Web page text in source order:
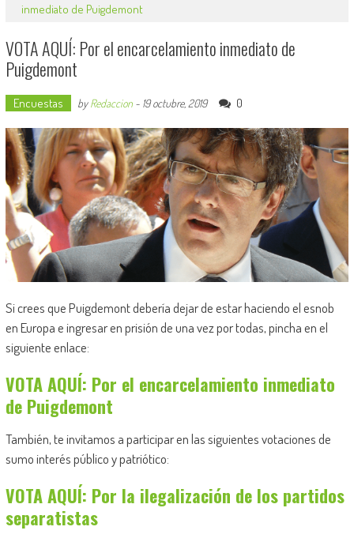
inmediato de Puigdemont
VOTA AQUÍ: Por el encarcelamiento inmediato de
Puigdemont
Encuestas byRedaccion- 19 octubre, 2019 0
Si crees que Puigdemont debería dejar de estar haciendo el esnob
en Europa e ingresar en prisión de una vez por todas, pincha en el
siguiente enlace:
VOTA AQUÍ: Por el encarcelamiento inmediato
de Puigdemont
También, te invitamos a participar en las siguientes votaciones de
sumo interés público y patriótico:
VOTA AQUÍ: Por la ilegalización de los partidos
separatistas